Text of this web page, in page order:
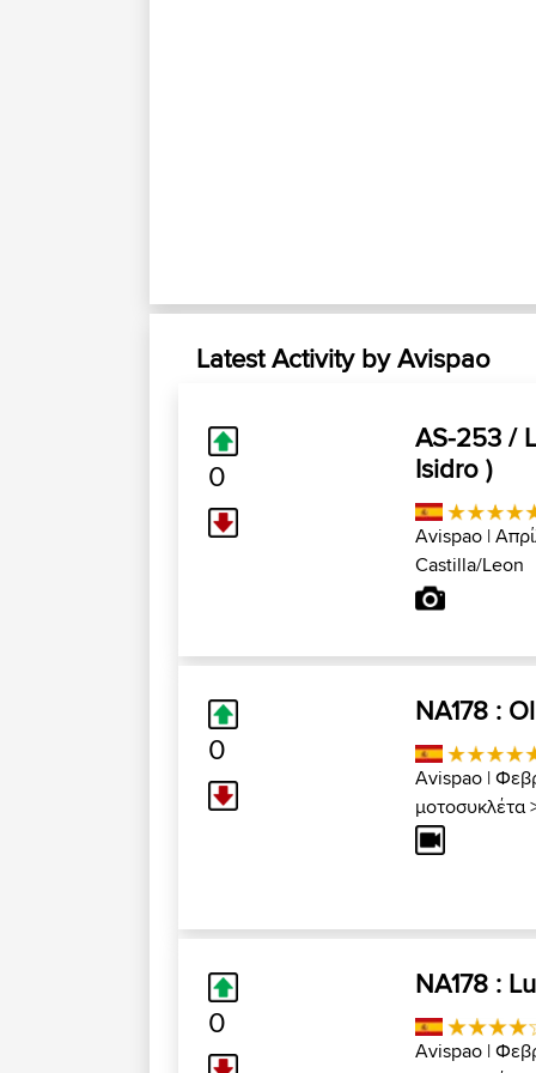
Latest Activity by Avispao
0
AS-253 /
Isidro )
Avispao |
Castilla/Leon
0
NA178 :
Avispao |
μοτοσυκλέτα
0
NA178 :
Avispao |